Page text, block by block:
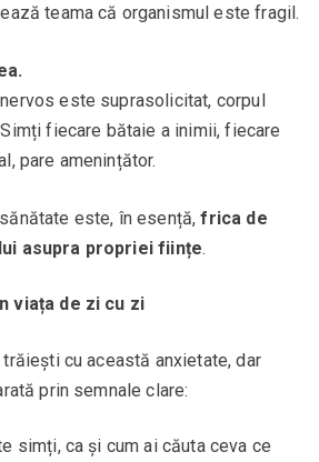
teama că organismul este fragil.
este suprasolicitat, corpul
fiecare bătaie a inimii, fiecare
pare amenințător.
este, în esență,frica de
asupra propriei ființe.
viața de zi cu zi
cu această anxietate, dar
prin semnale clare:
simți, ca și cum ai căuta ceva ce